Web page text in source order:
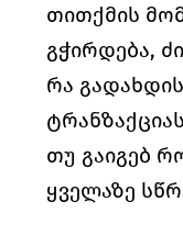
თითქმის
გჭირდება,
რა
თუ გაიგებ
ყველაზე